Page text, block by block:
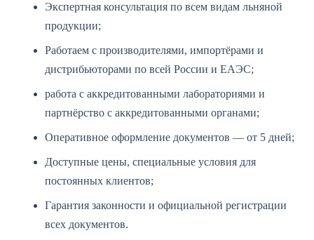
Экспертная консультация по всем видам льняной
продукции;
Работаем с производителями, импортёрами и
дистрибьюторами по всей России и ЕАЭС;
работа с аккредитованными лабораториями и
партнёрство с аккредитованными органами;
Оперативное оформление документов — от 5 дней;
Доступные цены, специальные условия для
постоянных клиентов;
Гарантия законности и официальной регистрации
всех документов.